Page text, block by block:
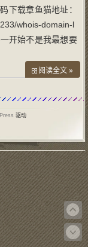
下载章鱼猫地址：
whois-domain-l
开始不是我最想要
务器的那种。因为
退出舞台，以前那
阅读全文 »
驱动